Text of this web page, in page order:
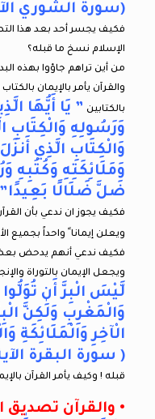
(سورة الشوري الآية
فكيف يجسر أحد بعد هذا
الإسلام نسخ ما قبله؟
من أين تراهم جاؤوا بهذه
والقرآن يأمر بالإيمان
بالكتابين ” يَا أَيُّهَا
وَرَسُولِهِ وَالْكِتَابِ
وَالْكِتَابِ الَّذِي
وَمَلَائِكَتِهِ وَكُتُبِهِ
ضَلَّ ضَلَالًا بَعِيدًا”
فكيف يجوز ان ندعي بأن
ويعلن إيمانا ً واحداً بجميع
فكيف ندعي أنهم يدحض
ويجعل الإيمان بالتوراة
لَّيْسَ الْبِرَّ أَن
وَالْمَغْرِبِ وَلَٰكِنَّ
الْآخِرِ وَالْمَلَائِكَةِ
( سورة البقرة الآية
قبله ! وكيف يأمر القرآن
• والقرآن